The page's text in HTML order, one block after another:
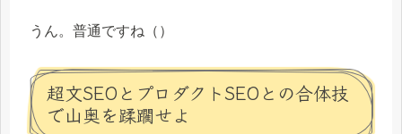
うん。普通ですね（）
超文SEOとプロダクトSEOとの合体技
で山奥を蹂躙せよ